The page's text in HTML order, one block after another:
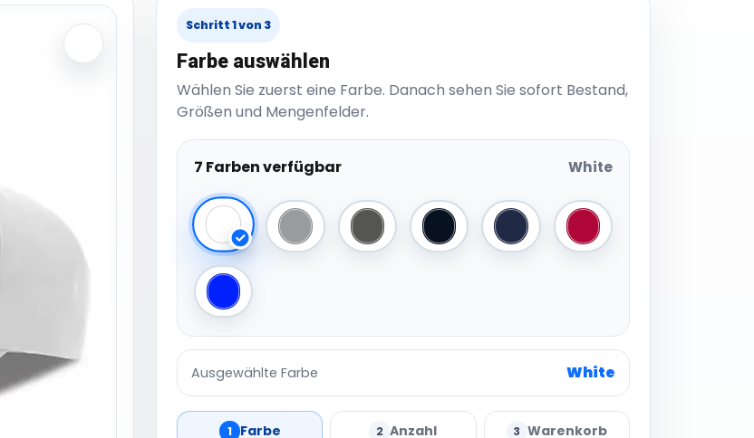
Schritt 1 von 3
Farbe auswählen
Wählen Sie zuerst eine Farbe. Danach sehen Sie sofort Bestand,
Größen und Mengenfelder.
7 Farben verfügbar White
White Grey Dark Grey Black Navy Red
Royal
Ausgewählte Farbe White
1 Farbe 2 Anzahl 3 Warenkorb